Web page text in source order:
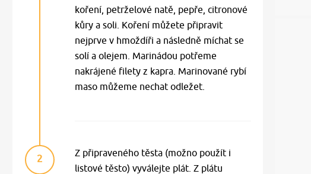
koření, petrželové natě, pepře, citronové
kůry a soli. Koření můžete připravit
nejprve v hmoždíři a následně míchat se
solí a olejem. Marinádou potřeme
nakrájené filety z kapra. Marinované rybí
maso můžeme nechat odležet.
2
Z připraveného těsta (možno použít i
listové těsto) vyválejte plát. Z plátu